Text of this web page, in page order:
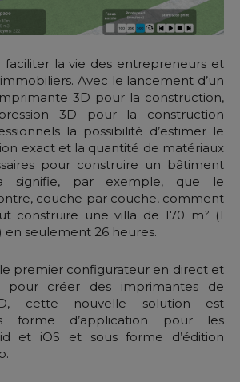
faciliter la vie des entrepreneurs et
Avec le lancement d’un
3D pour la construction,
3D pour la construction
la possibilité d’estimer le
exact et la quantité de matériaux
pour construire un bâtiment
signifie, par exemple, que le
couche par couche, comment
construire une villa de 170 m² (1
en seulement 26 heures.
premier configurateur en direct et
pour créer des imprimantes de
cette nouvelle solution est
forme d’application pour les
et iOS et sous forme d’édition